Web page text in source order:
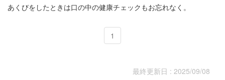
あくびをしたときは口の中の健康チェックもお忘れなく。
1
最終更新日 : 2025/09/08